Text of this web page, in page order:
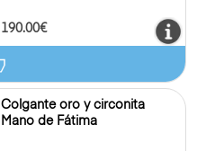
190.00€
Colgante oro y circonita
Mano de Fátima